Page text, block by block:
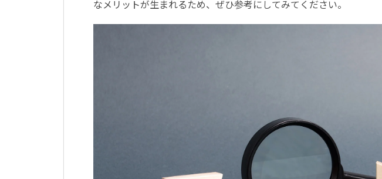
なメリットが生まれるため、ぜひ参考にしてみてください。